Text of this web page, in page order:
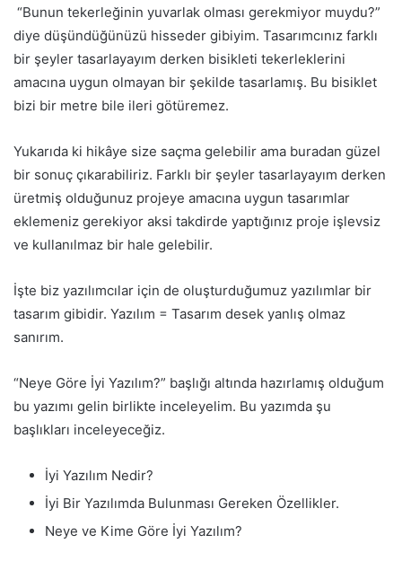
“Bunun tekerleğinin yuvarlak olması gerekmiyor muydu?”
diye düşündüğünüzü hisseder gibiyim. Tasarımcınız farklı
bir şeyler tasarlayayım derken bisikleti tekerleklerini
amacına uygun olmayan bir şekilde tasarlamış. Bu bisiklet
bizi bir metre bile ileri götüremez.
Yukarıda ki hikâye size saçma gelebilir ama buradan güzel
bir sonuç çıkarabiliriz. Farklı bir şeyler tasarlayayım derken
üretmiş olduğunuz projeye amacına uygun tasarımlar
eklemeniz gerekiyor aksi takdirde yaptığınız proje işlevsiz
ve kullanılmaz bir hale gelebilir.
İşte biz yazılımcılar için de oluşturduğumuz yazılımlar bir
tasarım gibidir. Yazılım = Tasarım desek yanlış olmaz
sanırım.
“Neye Göre İyi Yazılım?” başlığı altında hazırlamış olduğum
bu yazımı gelin birlikte inceleyelim. Bu yazımda şu
başlıkları inceleyeceğiz.
İyi Yazılım Nedir?
İyi Bir Yazılımda Bulunması Gereken Özellikler.
Neye ve Kime Göre İyi Yazılım?